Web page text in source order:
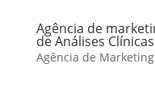
Agência de
de Análises
Agência de